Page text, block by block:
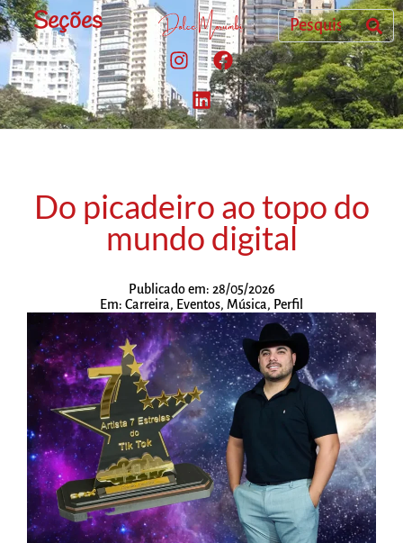
Seções
Do picadeiro ao topo do
mundo digital
Publicado em: 28/05/2026
Em: Carreira, Eventos, Música, Perfil